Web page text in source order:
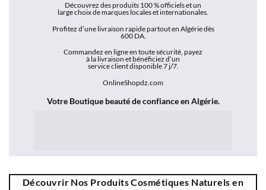
Découvrez des produits 100 % officiels et un
large choix de marques locales et internationales.
Profitez d’une livraison rapide partout en Algérie dès
600 DA.
Commandez en ligne en toute sécurité, payez
à la livraison et bénéficiez d’un
service client disponible 7 j/7.
OnlineShopdz.com
Votre Boutique beauté de confiance en Algérie.
Découvrir Nos Produits Cosmétiques Naturels en